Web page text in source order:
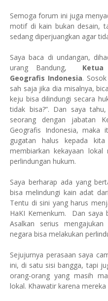
Semoga forum ini juga
motif di kain bukan desain,
sedang diperjuangkan agar
Saya baca di undangan,
urang Bandung,
Geografis Indonesia.
sah saja jika dia misalnya,
keju bisa dilindungi secara
tidak bisa?”. Dan saya
seorang dengan jabatan
Geografis Indonesia, maka
gugatan halus kepada
membiarkan kekayaan lokal
perlindungan hukum.
Saya berharap ada yang
bisa melindungi kain adat
Tentu di sini yang harus
HaKI Kemenkum. Dan saya
Asalkan serius
negara bisa melakukan
Sejujurnya perasaan saya
ini, di satu sisi bangga, tapi
orang-orang yang masih
lokal. Khawatir karena